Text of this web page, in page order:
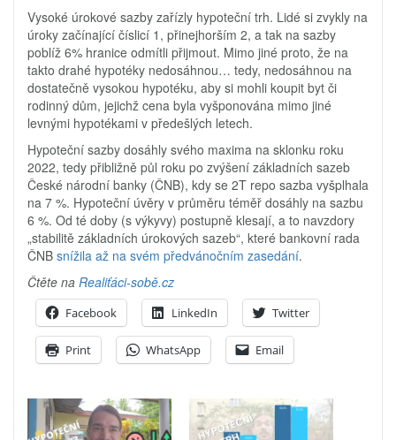
Vysoké úrokové sazby zařízly hypoteční trh. Lidé si zvykly na
úroky začínající číslicí 1, přinejhorším 2, a tak na sazby
poblíž 6% hranice odmítli přijmout. Mimo jiné proto, že na
takto drahé hypotéky nedosáhnou… tedy, nedosáhnou na
dostatečně vysokou hypotéku, aby si mohli koupit byt či
rodinný dům, jejichž cena byla vyšponována mimo jiné
levnými hypotékami v předešlých letech.
Hypoteční sazby dosáhly svého maxima na sklonku roku
2022, tedy přibližně půl roku po zvýšení základních sazeb
České národní banky (ČNB), kdy se 2T repo sazba vyšplhala
na 7 %. Hypoteční úvěry v průměru téměř dosáhly na sazbu
6 %. Od té doby (s výkyvy) postupně klesají, a to navzdory
„stabilitě základních úrokových sazeb“, které bankovní rada
ČNB snížila až na svém předvánočním zasedání.
Čtěte na Realiťáci-sobě.cz
Facebook LinkedIn Twitter
Print WhatsApp Email